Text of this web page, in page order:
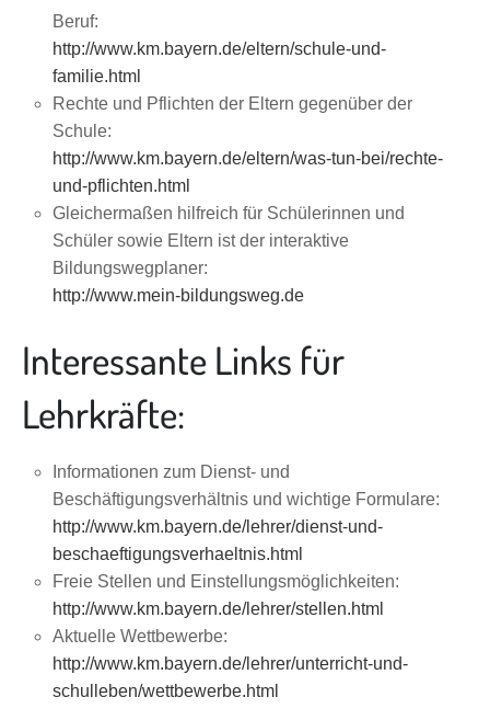
Beruf:
http://www.km.bayern.de/eltern/schule-und-
familie.html
Rechte und Pflichten der Eltern gegenüber der
Schule:
http://www.km.bayern.de/eltern/was-tun-bei/rechte-
und-pflichten.html
Gleichermaßen hilfreich für Schülerinnen und
Schüler sowie Eltern ist der interaktive
Bildungswegplaner:
http://www.mein-bildungsweg.de
Interessante Links für
Lehrkräfte:
Informationen zum Dienst- und
Beschäftigungsverhältnis und wichtige Formulare:
http://www.km.bayern.de/lehrer/dienst-und-
beschaeftigungsverhaeltnis.html
Freie Stellen und Einstellungsmöglichkeiten:
http://www.km.bayern.de/lehrer/stellen.html
Aktuelle Wettbewerbe:
http://www.km.bayern.de/lehrer/unterricht-und-
schulleben/wettbewerbe.html